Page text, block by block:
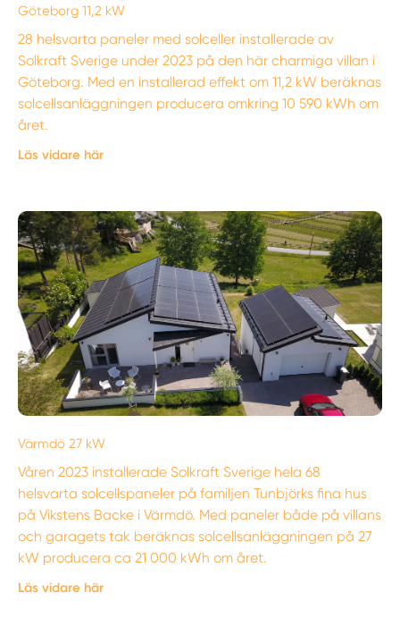
Göteborg 11,2 kW
28 helsvarta paneler med solceller installerade av
Solkraft Sverige under 2023 på den här charmiga villan i
Göteborg. Med en installerad effekt om 11,2 kW beräknas
solcellsanläggningen producera omkring 10 590 kWh om
året.
Läs vidare här
Värmdö 27 kW
Våren 2023 installerade Solkraft Sverige hela 68
helsvarta solcellspaneler på familjen Tunbjörks fina hus
på Vikstens Backe i Värmdö. Med paneler både på villans
och garagets tak beräknas solcellsanläggningen på 27
kW producera ca 21 000 kWh om året.
Läs vidare här